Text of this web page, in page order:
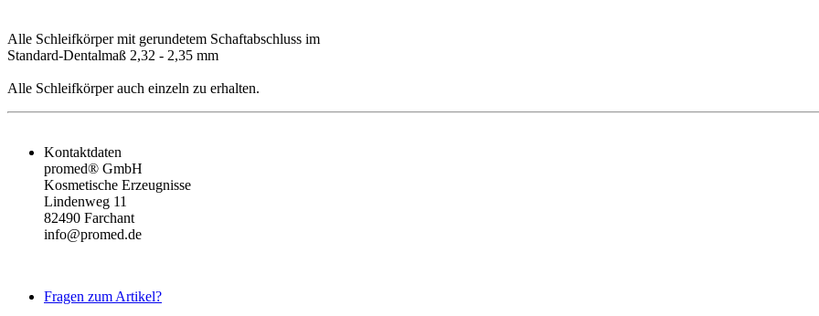
Alle Schleifkörper mit gerundetem Schaftabschluss im
Standard-Dentalmaß 2,32 - 2,35 mm
Alle Schleifkörper auch einzeln zu erhalten.
Kontaktdaten
promed® GmbH
Kosmetische Erzeugnisse
Lindenweg 11
82490 Farchant
info@promed.de
Fragen zum Artikel?